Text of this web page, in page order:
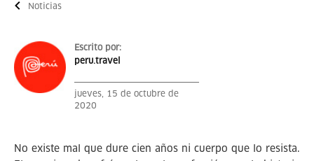
Noticias
Escrito por:
peru.travel
jueves, 15 de octubre de
2020
No existe mal que dure cien años ni cuerpo que lo resista.